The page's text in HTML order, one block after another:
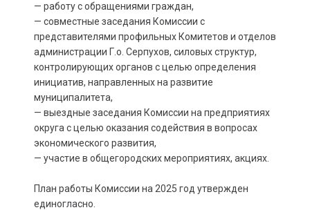
— работу с обращениями граждан,
— совместные заседания Комиссии с
представителями профильных Комитетов и отделов
администрации Г.о. Серпухов, силовых структур,
контролирующих органов с целью определения
инициатив, направленных на развитие
муниципалитета,
— выездные заседания Комиссии на предприятиях
округа с целью оказания содействия в вопросах
экономического развития,
— участие в общегородских мероприятиях, акциях.
План работы Комиссии на 2025 год утвержден
единогласно.